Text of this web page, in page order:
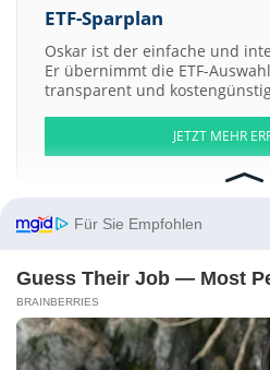
ETF-Sparplan
Oskar ist der einfache und
Er übernimmt die ETF-
transparent und
JETZT MEHR
S&P 500
Weitere
BM Impex AB
Unlimited Travel
ScanMining AB Shs -1- Issue
Für Sie Empfohlen
Guess Their Job — Most
BRAINBERRIES